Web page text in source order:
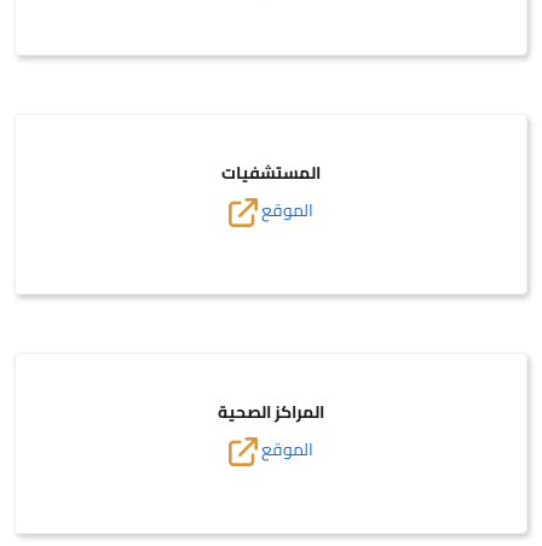
المستشفيات
الموقع
المراكز الصحية
الموقع